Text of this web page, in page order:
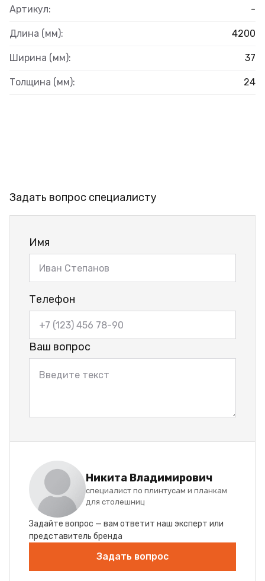
Артикул: -
Длина (мм): 4200
Ширина (мм): 37
Толщина (мм): 24
Задать вопрос специалисту
Имя
Телефон
Ваш вопрос
Никита Владимирович
специалист по плинтусам и планкам
для столешниц
Задайте вопрос — вам ответит наш эксперт или
представитель бренда
Задать вопрос